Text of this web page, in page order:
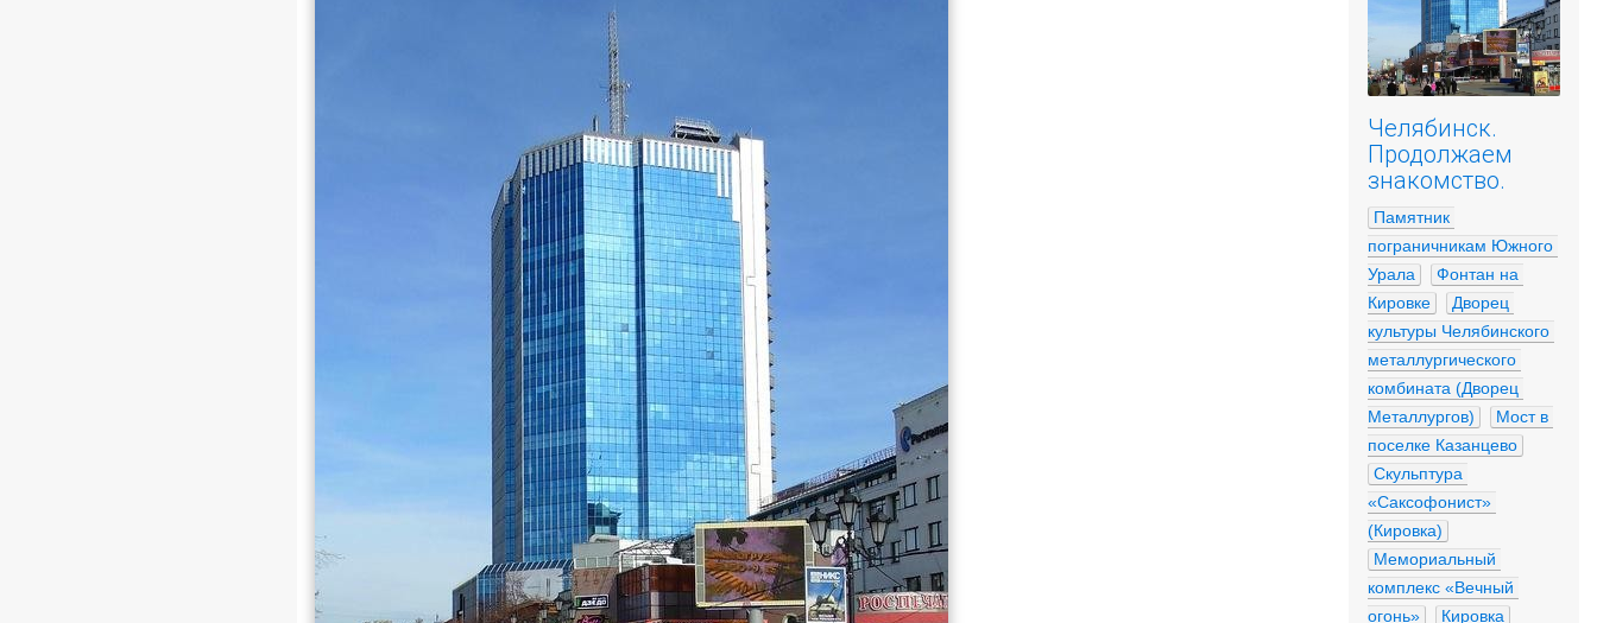
Челябинск.
Продолжаем
знакомство.
Памятник
пограничникам Южного
Урала
Фонтан на
Кировке
Дворец
культуры Челябинского
металлургического
комбината (Дворец
Металлургов)
Мост в
поселке Казанцево
Скульптура
«Саксофонист»
(Кировка)
Мемориальный
комплекс «Вечный
огонь»
Кировка